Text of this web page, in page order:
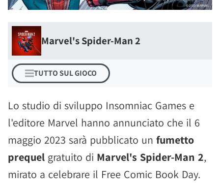
Marvel's Spider-Man 2
TUTTO SUL GIOCO
Lo studio di sviluppo Insomniac Games e
l'editore Marvel hanno annunciato che il 6
maggio 2023 sarà pubblicato un fumetto
prequel gratuito di Marvel's Spider-Man 2,
mirato a celebrare il Free Comic Book Day.